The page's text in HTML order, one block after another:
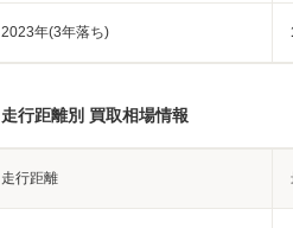
2023年(3年落ち)
走行距離別 買取相場情報
走行距離